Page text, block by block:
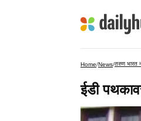
Home/News/तरुण भारत
ईडी